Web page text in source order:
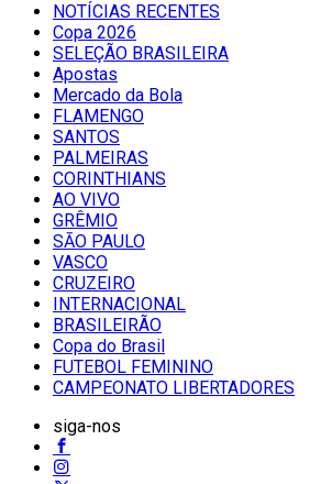
NOTÍCIAS RECENTES
Copa 2026
SELEÇÃO BRASILEIRA
Apostas
Mercado da Bola
FLAMENGO
SANTOS
PALMEIRAS
CORINTHIANS
AO VIVO
GRÊMIO
SĀO PAULO
VASCO
CRUZEIRO
INTERNACIONAL
BRASILEIRÃO
Copa do Brasil
FUTEBOL FEMININO
CAMPEONATO LIBERTADORES
siga-nos